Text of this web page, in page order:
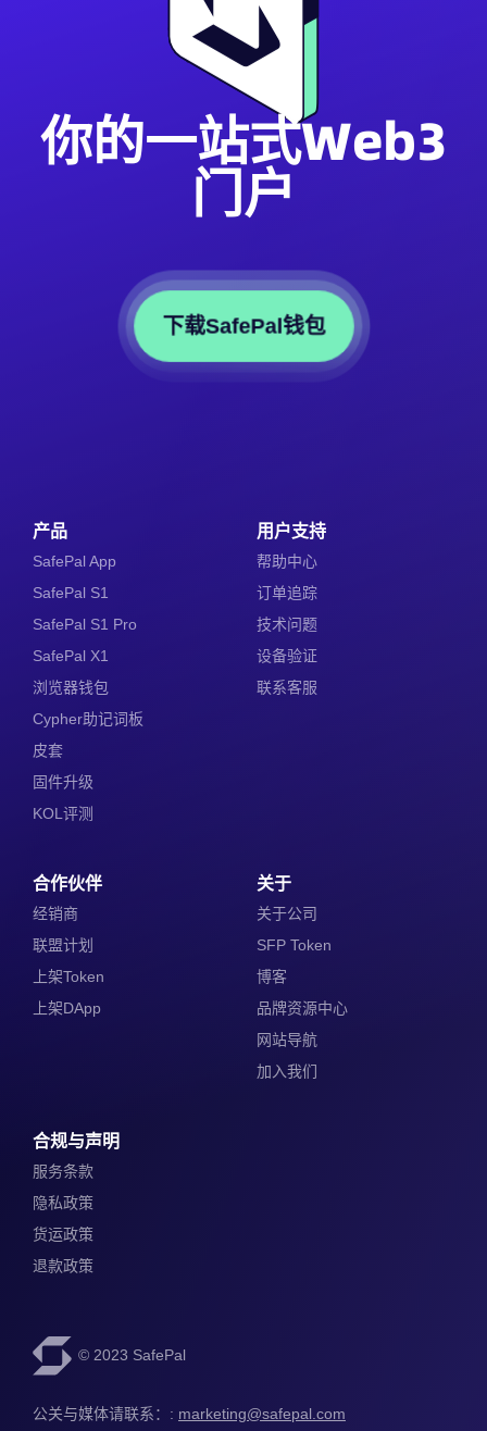
你的一站式Web3
门户
下载SafePal钱包
产品
SafePal App
SafePal S1
SafePal S1 Pro
SafePal X1
浏览器钱包
Cypher助记词板
皮套
固件升级
KOL评测
用户支持
帮助中心
订单追踪
技术问题
设备验证
联系客服
合作伙伴
经销商
联盟计划
上架Token
上架DApp
关于
关于公司
SFP Token
博客
品牌资源中心
网站导航
加入我们
合规与声明
服务条款
隐私政策
货运政策
退款政策
© 2023 SafePal
公关与媒体请联系：: marketing@safepal.com